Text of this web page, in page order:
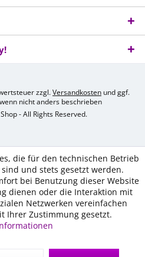
zzgl.Versandkosten und ggf.
nicht anders beschrieben
- All Rights Reserved.
die für den technischen Betrieb
und stets gesetzt werden.
bei Benutzung dieser Website
dienen oder die Interaktion mit
Netzwerken vereinfachen
Ihrer Zustimmung gesetzt.